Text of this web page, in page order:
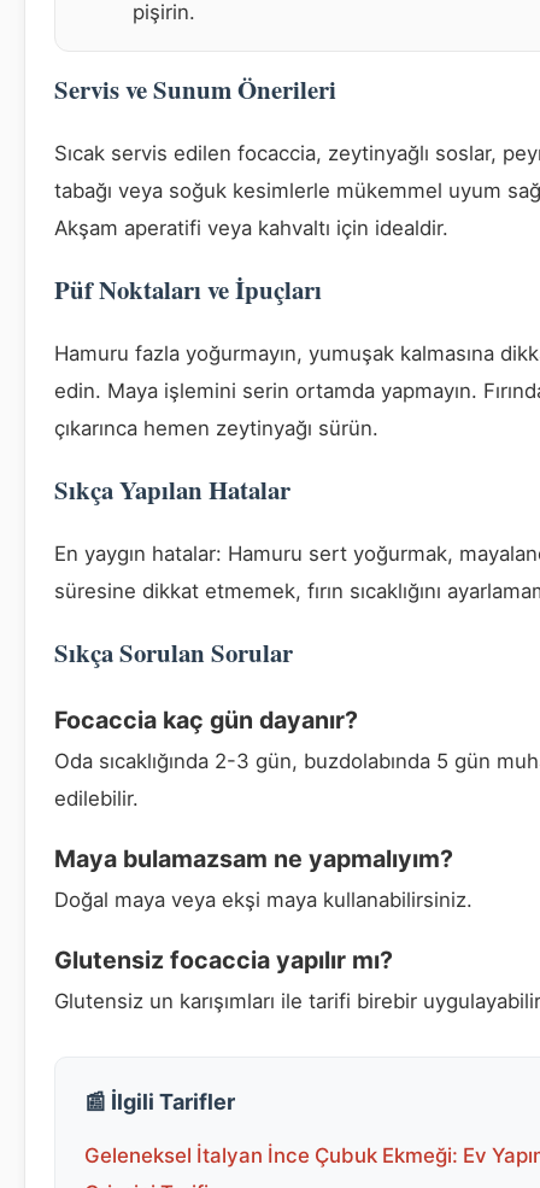
pişirin.
Servis ve Sunum Önerileri
Sıcak servis edilen focaccia, zeytinyağlı soslar,
tabağı veya soğuk kesimlerle mükemmel uyum
Akşam aperatifi veya kahvaltı için idealdir.
Püf Noktaları ve İpuçları
Hamuru fazla yoğurmayın, yumuşak kalmasına
edin. Maya işlemini serin ortamda yapmayın.
çıkarınca hemen zeytinyağı sürün.
Sıkça Yapılan Hatalar
En yaygın hatalar: Hamuru sert yoğurmak,
süresine dikkat etmemek, fırın sıcaklığını
Sıkça Sorulan Sorular
Focaccia kaç gün dayanır?
Oda sıcaklığında 2-3 gün, buzdolabında 5 gün
edilebilir.
Maya bulamazsam ne yapmalıyım?
Doğal maya veya ekşi maya kullanabilirsiniz.
Glutensiz focaccia yapılır mı?
Glutensiz un karışımları ile tarifi birebir
📰 İlgili Tarifler
Geleneksel İtalyan İnce Çubuk Ekmeği: Ev